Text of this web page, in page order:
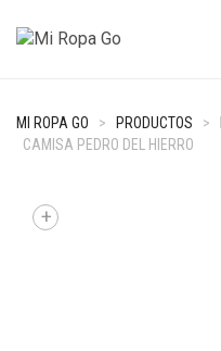
MI ROPA GO > PRODUCTOS >
CAMISA PEDRO DEL HIERRO
+